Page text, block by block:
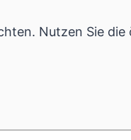
Nutzen Sie